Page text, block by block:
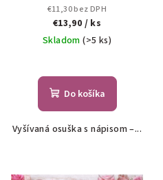
€11,30 bez DPH
€13,90 / ks
Skladom(>5 ks)
Do košíka
Vyšívaná osuška s nápisom –...